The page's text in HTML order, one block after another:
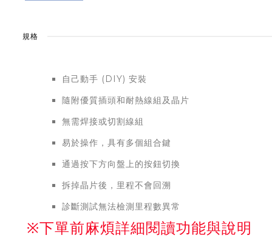
規格
自己動手 (DIY) 安裝
隨附優質插頭和耐熱線組及晶片
無需焊接或切割線組
易於操作，具有多個組合鍵
通過按下方向盤上的按鈕切換
拆掉晶片後，里程不會回溯
診斷測試無法檢測里程數異常
※下單前麻煩詳細閱讀功能與說明